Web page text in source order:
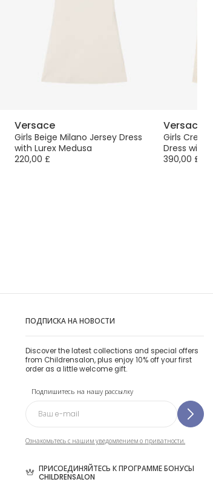
Versace
Girls Beige Milano Jersey Dress
with Lurex Medusa
220,00 £
Versace
Girls
Dress with
390,00 £
ПОДПИСКА НА НОВОСТИ
Discover the latest collections and special offers
from Childrensalon, plus enjoy 10% off your first
order as a little welcome gift.
Подпишитесь на нашу рассылку
Ознакомьтесь с нашим уведомлением о приватности.
ПРИСОЕДИНЯЙТЕСЬ К ПРОГРАММЕ БОНУСЫ
CHILDRENSALON